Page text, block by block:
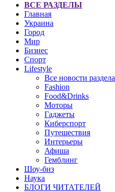
ВСЕ РАЗДЕЛЫ
Главная
Украина
Город
Мир
Бизнес
Спорт
Lifestyle
Все новости раздела
Fashion
Food&Drinks
Моторы
Гаджеты
Киберспорт
Путешествия
Интерьеры
Афиша
Гемблинг
Шоу-биз
Наука
БЛОГИ ЧИТАТЕЛЕЙ